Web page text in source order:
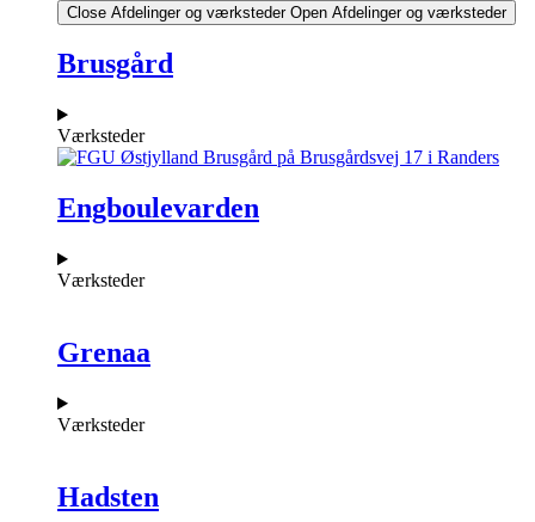
Close Afdelinger og værksteder Open Afdelinger og værksteder
Brusgård
Værksteder
Engboulevarden
Værksteder
Grenaa
Værksteder
Hadsten